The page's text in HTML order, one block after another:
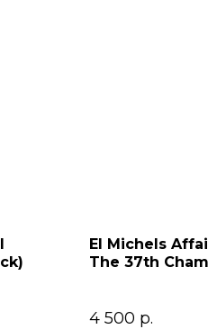
El Michels
The 37th
4 500 р.